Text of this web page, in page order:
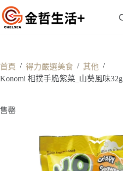
跳
至
主
容
首頁 / 得力嚴選美食 / 其他 /
Konomi 相撲手脆紫菜_山葵風味32g
售罄